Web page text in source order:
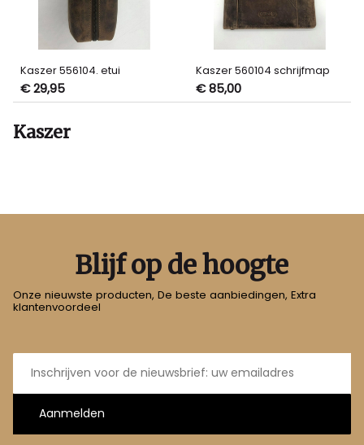
Kaszer 556104. etui
€ 29,95
Kaszer 560104 schrijfmap
€ 85,00
Kaszer
Blijf op de hoogte
Onze nieuwste producten, De beste aanbiedingen, Extra
klantenvoordeel
E-
mailadres
Aanmelden